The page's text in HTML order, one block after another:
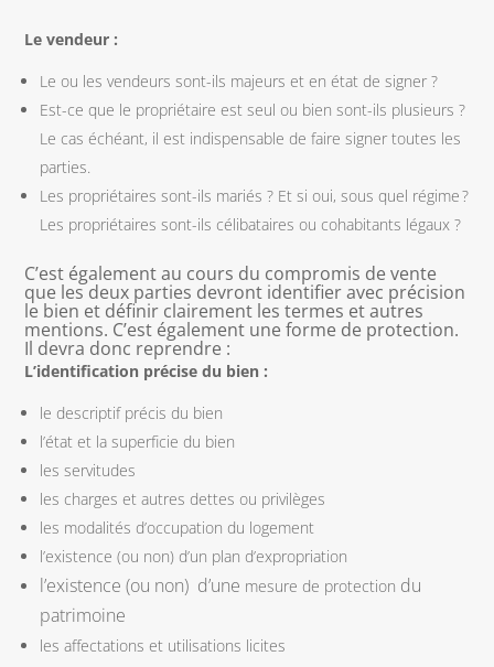
Le vendeur :
Le ou les vendeurs sont-ils majeurs et en état de signer ?
Est-ce que le propriétaire est seul ou bien sont-ils plusieurs ?
Le cas échéant, il est indispensable de faire signer toutes les
parties.
Les propriétaires sont-ils mariés ? Et si oui, sous quel régime ?
Les propriétaires sont-ils célibataires ou cohabitants légaux ?
C’est également au cours du compromis de vente
que les deux parties devront identifier avec précision
le bien et définir clairement les termes et autres
mentions. C’est également une forme de protection.
Il devra donc reprendre :
L’identification précise du bien :
le descriptif précis du bien
l’état et la superficie du bien
les servitudes
les charges et autres dettes ou privilèges
les modalités d’occupation du logement
l’existence (ou non) d’un plan d’expropriation
l’existence (ou non) d’une mesure de protection du
patrimoine
les affectations et utilisations licites